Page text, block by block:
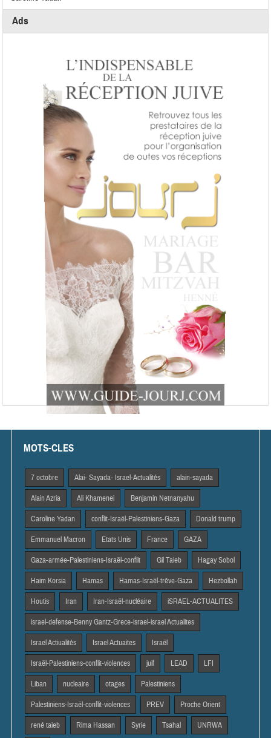
Ads
MOTS-CLES
7 octobre Alai- Sayada- Israel-Actualités alain-sayada
Alain Azria Ali Khamenei Benjamin Netnanyahu
Caroline Yadan conflit-Israël-Palestiniens-Gaza Donald trump
Emmanuel Macron Etats Unis France GAZA
Gaza-armée-Palestiniens-Israël-conflit Gil Taieb Hagay Sobol
Haim Korsia Hamas Hamas-Israël-trêve-Gaza Hezbollah
Houtis Iran Iran-Israël-nucléaire iSRAEL-ACTUALITES
israel-defense-Benny Gantz-Grece-israel-israel Actualites
Israel Actiualités Israel Actuaites Israël
Israël-Palestiniens-conflit-violences juif LEAD LFI
Liban nucleaire otages Palestiniens
Palestiniens-Israël-conflit-violences PREV Proche Orient
rené taieb Rima Hassan Syrie Tsahal UNRWA